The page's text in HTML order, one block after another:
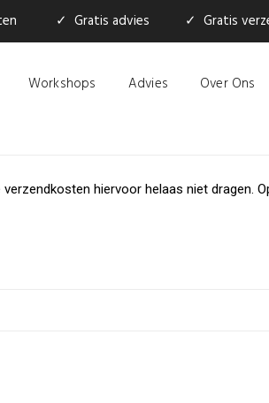
✓ Gratis advies ✓ Gratis
Workshops Advies Over Ons
hiervoor helaas niet dragen.